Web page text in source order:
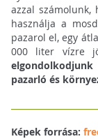
azzal számolunk,
használja a
pazarol el, egy
000 liter vízre
pazarló és
Képek forrása: